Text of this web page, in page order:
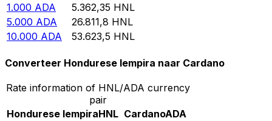
1.000 ADA 5.362,35 HNL
5.000 ADA 26.811,8 HNL
10.000 ADA 53.623,5 HNL
Converteer Hondurese lempira naar Cardano
Rate information of HNL/ADA currency
pair
Hondurese lempiraHNL CardanoADA